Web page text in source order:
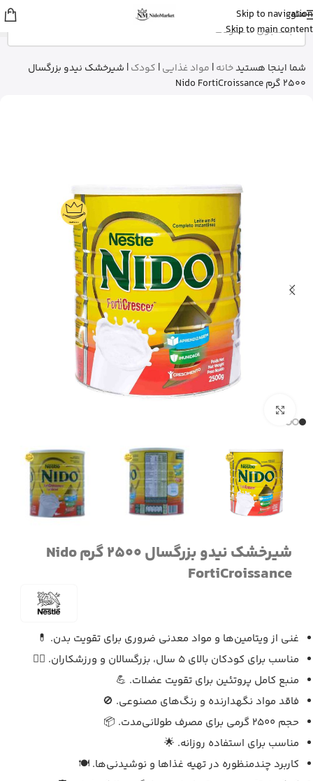
Skip to navigation
Skip to main content
منو
شما اینجا هستیدخانه| مواد غذایی| کودک| شیرخشک نیدو بزرگسال
2500 گرم Nido FortiCroissance
شیرخشک نیدو بزرگسال 2500 گرم Nido
FortiCroissance
غنی از ویتامین‌ها و مواد معدنی ضروری برای تقویت بدن. 💊
مناسب برای کودکان بالای 5 سال، بزرگسالان و ورزشکاران. 🏋️‍♂️
منبع کامل پروتئین برای تقویت عضلات. 💪
فاقد مواد نگهدارنده و رنگ‌های مصنوعی. 🚫
حجم 2500 گرمی برای مصرف طولانی‌مدت. 📦
مناسب برای استفاده روزانه. 🌟
کاربرد چندمنظوره در تهیه غذاها و نوشیدنی‌ها. 🍽️
مهرنوشاز تهران
کلروفیل مایع ناو نعنایی رو خرید کرد